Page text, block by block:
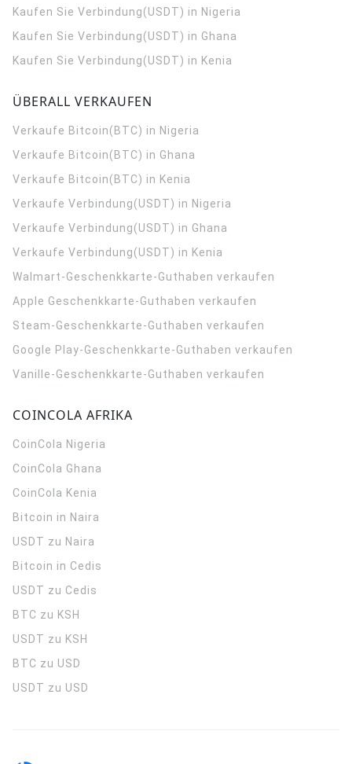
Kaufen Sie Verbindung(USDT) in Nigeria
Kaufen Sie Verbindung(USDT) in Ghana
Kaufen Sie Verbindung(USDT) in Kenia
ÜBERALL VERKAUFEN
Verkaufe Bitcoin(BTC) in Nigeria
Verkaufe Bitcoin(BTC) in Ghana
Verkaufe Bitcoin(BTC) in Kenia
Verkaufe Verbindung(USDT) in Nigeria
Verkaufe Verbindung(USDT) in Ghana
Verkaufe Verbindung(USDT) in Kenia
Walmart-Geschenkkarte-Guthaben verkaufen
Apple Geschenkkarte-Guthaben verkaufen
Steam-Geschenkkarte-Guthaben verkaufen
Google Play-Geschenkkarte-Guthaben verkaufen
Vanille-Geschenkkarte-Guthaben verkaufen
COINCOLA AFRIKA
CoinCola Nigeria
CoinCola Ghana
CoinCola Kenia
Bitcoin in Naira
USDT zu Naira
Bitcoin in Cedis
USDT zu Cedis
BTC zu KSH
USDT zu KSH
BTC zu USD
USDT zu USD